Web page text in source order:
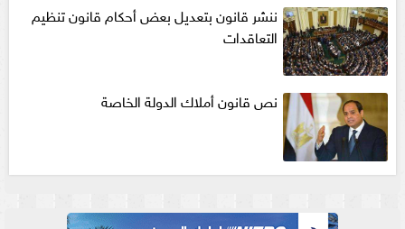
ننشر قانون بتعديل بعض أحكام قانون تنظيم
التعاقدات
نص قانون أملاك الدولة الخاصة